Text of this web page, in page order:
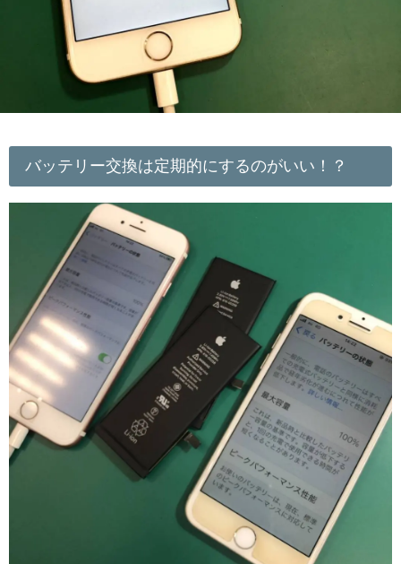
バッテリー交換は定期的にするのがいい！？